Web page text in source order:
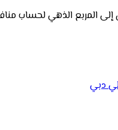
إلى المربع الذهي
دبي